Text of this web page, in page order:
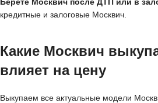
кредитные и залоговые Москвич.
Какие Москвич
влияет на цену
Выкупаем все актуальные модели